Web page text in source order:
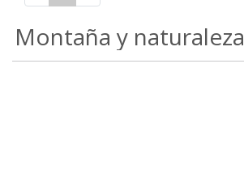
Montaña y naturaleza